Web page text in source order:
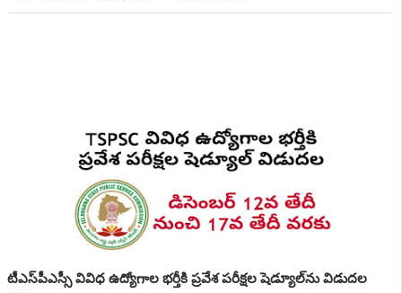
టీఎస్‌పీఎస్సీ వివిధ ఉద్యోగాల భర్తీకి ప్రవేశ పరీక్షల షెడ్యూల్‌ను విడుదల